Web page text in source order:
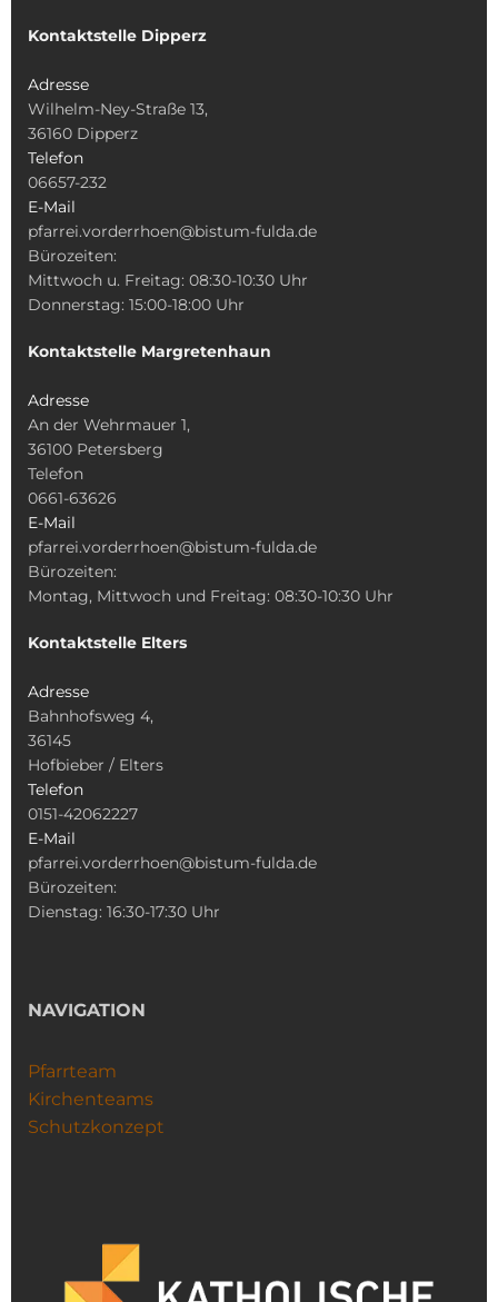
Kontaktstelle Dipperz
Adresse
Wilhelm-Ney-Straße 13,
36160 Dipperz
Telefon
06657-232
E-Mail
pfarrei.vorderrhoen@bistum-fulda.de
Bürozeiten:
Mittwoch u. Freitag: 08:30-10:30 Uhr
Donnerstag: 15:00-18:00 Uhr
Kontaktstelle Margretenhaun
Adresse
An der Wehrmauer 1,
36100 Petersberg
Telefon
0661-63626
E-Mail
pfarrei.vorderrhoen@bistum-fulda.de
Bürozeiten:
Montag, Mittwoch und Freitag: 08:30-10:30 Uhr
Kontaktstelle Elters
Adresse
Bahnhofsweg 4,
36145
Hofbieber / Elters
Telefon
0151-42062227
E-Mail
pfarrei.vorderrhoen@bistum-fulda.de
Bürozeiten:
Dienstag: 16:30-17:30 Uhr
NAVIGATION
Pfarrteam
Kirchenteams
Schutzkonzept